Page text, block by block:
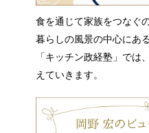
食を通じて家族をつなぐ
暮らしの風景の中心にあ
「キッチン政経塾」では
えていきます。